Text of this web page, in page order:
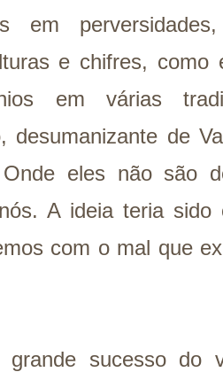
em
e chifres, como
em várias
desumanizante de
eles não são
A ideia teria sido
com o mal que
grande sucesso do